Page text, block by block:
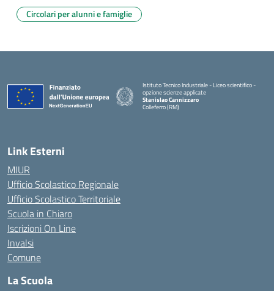
Circolari per alunni e famiglie
Istituto Tecnico Industriale - Liceo scientifico -
opzione scienze applicate
Stanislao Cannizzaro
Colleferro (RM)
Link Esterni
MIUR
Ufficio Scolastico Regionale
Ufficio Scolastico Territoriale
Scuola in Chiaro
Iscrizioni On Line
Invalsi
Comune
La Scuola